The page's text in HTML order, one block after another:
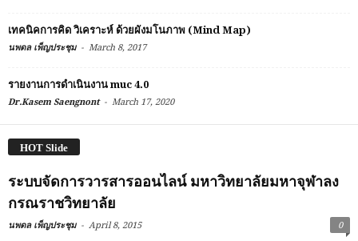
เทคนิคการคิด วิเคราะห์ ด้วยผังมโนภาพ (Mind Map)
นพดล เพ็ญประชุม - March 8, 2017
รายงานการดำเนินงาน muc 4.0
Dr.Kasem Saengnont - March 17, 2020
HOT Slide
ระบบจัดการวารสารออนไลน์ มหาวิทยาลัยมหาจุฬาลง
กรณราชวิทยาลัย
นพดล เพ็ญประชุม - April 8, 2015 0